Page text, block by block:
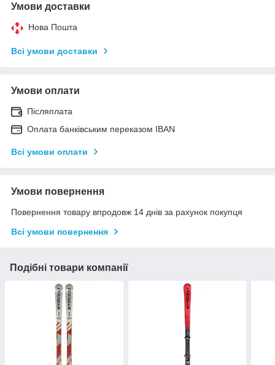
Умови доставки
Нова Пошта
Всі умови доставки
Умови оплати
Післяплата
Оплата банківським переказом IBAN
Всі умови оплати
Умови повернення
Повернення товару впродовж 14 днів за рахунок покупця
Всі умови повернення
Подібні товари компанії